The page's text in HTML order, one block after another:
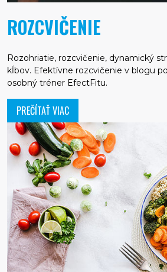
ROZCVIČENIE
Rozohriatie, rozcvičenie, dynamický
kĺbov. Efektívne rozcvičenie v blogu
osobný tréner EfectFitu.
PREČÍTAŤ VIAC